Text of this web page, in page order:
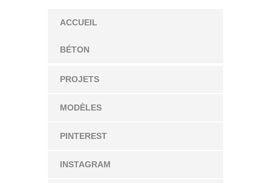
ACCUEIL
BÉTON
PROJETS
MODÈLES
PINTEREST
INSTAGRAM